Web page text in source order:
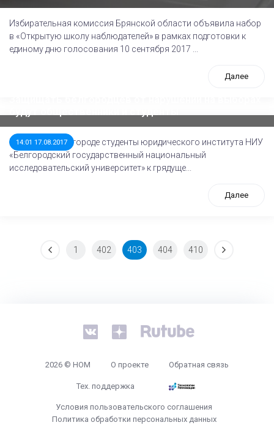
Избирательная комиссия Брянской области объявила набор
в «Открытую школу наблюдателей» в рамках подготовки к
единому дню голосования 10 сентября 2017 ...
Далее
14:01 17.08.2017
REGNUM: В Белгороде студенты юридического института НИУ
«Белгородский государственный национальный
исследовательский университет» к грядуще...
Далее
1 402 403 404 410
2026 © НОМ О проекте Обратная связь
Тех. поддержка
Условия пользовательского соглашения
Политика обработки персональных данных